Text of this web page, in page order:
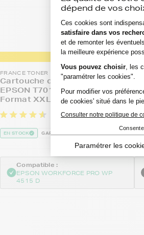
FRANCE TONER
Cartouche d'encre compatible
EPSON T7011 série pyramide
Format XXL
3 avis
EN STOCK GARANTIE 2 ANS
Compatible :
EPSON WORKFORCE PRO WP
4515 D